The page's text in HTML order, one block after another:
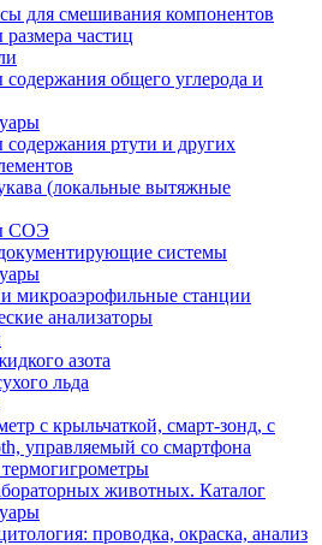
для смешивания компонентов
частиц
общего углерода и
содержания ртути и других
(локальные вытяжные
СОЭ
системы
микроаэрофильные станции
анализаторы
азота
льда
с крыльчаткой, смарт-зонд, с
управляемый со смартфона
животных. Каталог
проводка, окраска, анализ